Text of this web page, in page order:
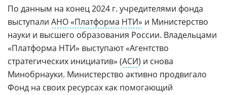
По данным на конец 2024 г. учредителями фонда
выступали АНО «Платформа НТИ» и Министерство
науки и высшего образования России. Владельцами
«Платформа НТИ» выступают «Агентство
стратегических инициатив» (АСИ) и снова
Минобрнауки. Министерство активно продвигало
Фонд на своих ресурсах как помогающий